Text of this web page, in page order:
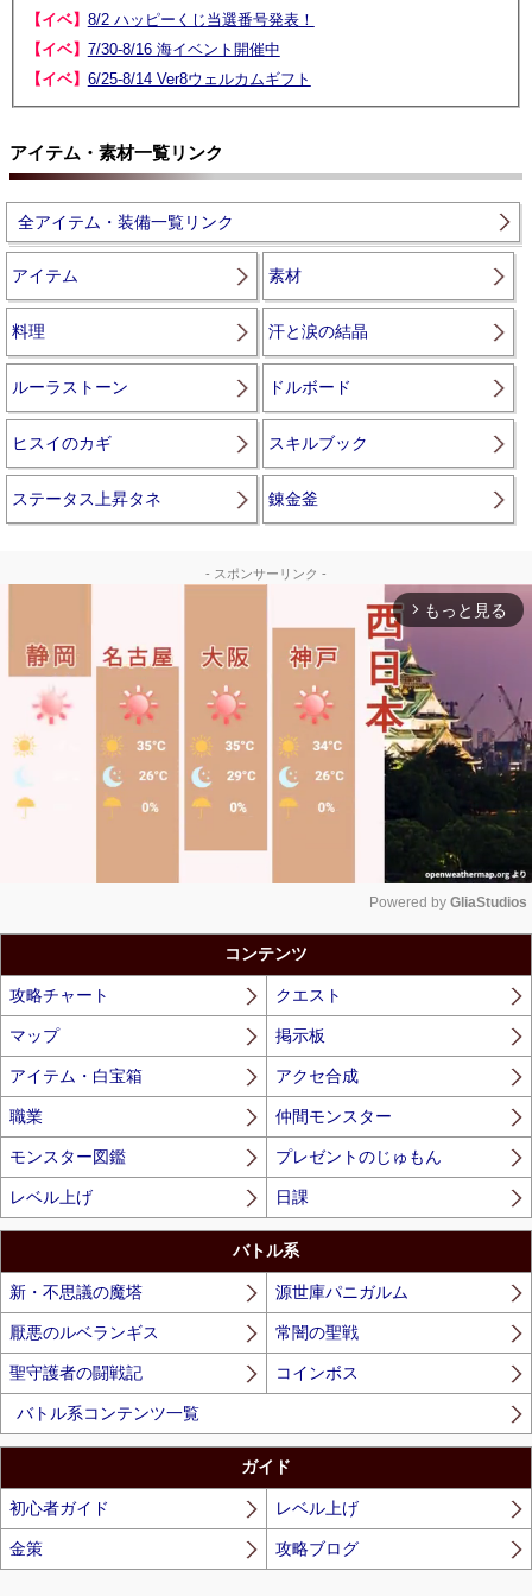
【イベ】 8/2 ハッピーくじ当選番号発表！
【イベ】 7/30-8/16 海イベント開催中
【イベ】 6/25-8/14 Ver8ウェルカムギフト
アイテム・素材一覧リンク
全アイテム・装備一覧リンク
アイテム 素材
料理 汗と涙の結晶
ルーラストーン ドルボード
ヒスイのカギ スキルブック
ステータス上昇タネ 錬金釜
- スポンサーリンク -
arrow_forward_ios もっと見る
Powered by GliaStudios
コンテンツ
攻略チャート クエスト
マップ 掲示板
アイテム・白宝箱 アクセ合成
職業 仲間モンスター
モンスター図鑑 プレゼントのじゅもん
レベル上げ 日課
バトル系
新・不思議の魔塔 源世庫パニガルム
厭悪のルベランギス 常闇の聖戦
聖守護者の闘戦記 コインボス
バトル系コンテンツ一覧
ガイド
初心者ガイド レベル上げ
金策 攻略ブログ